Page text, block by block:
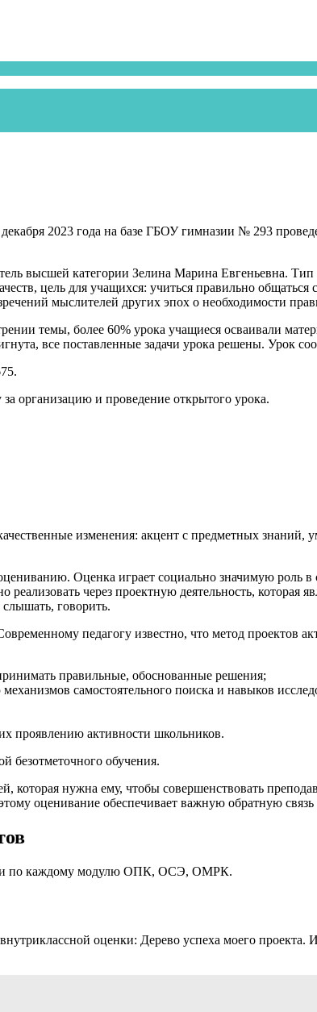
декабря 2023 года на базе ГБОУ гимназии № 293
высшей категории Зелина Марина Евгеньевна.
цель для учащихся: учиться правильно общаться
мыслителей других эпох о необходимости
темы, более 60% урока учащиеся осваивали
все поставленные задачи урока решены. Урок
организацию и проведение открытого урока.
изменения: акцент с предметных знаний,
Оценка играет социально значимую роль
через проектную деятельность, которая
говорить.
педагогу известно, что метод проектов
правильные, обоснованные решения;
самостоятельного поиска и навыков
проявлению активности школьников.
безотметочного обучения.
нужна ему, чтобы совершенствовать
оценивание обеспечивает важную обратную
по каждому модулю ОПК, ОСЭ, ОМРК.
оценки: Дерево успеха моего проекта.